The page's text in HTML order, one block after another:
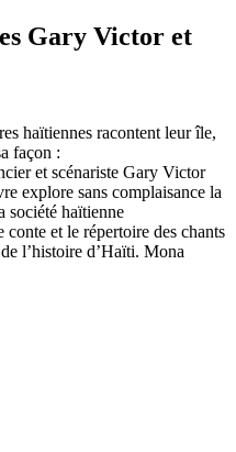
Gary Victor et
haïtiennes racontent leur île,
façon :
et scénariste Gary Victor
explore sans complaisance la
société haïtienne
et le répertoire des chants
l’histoire d’Haïti. Mona